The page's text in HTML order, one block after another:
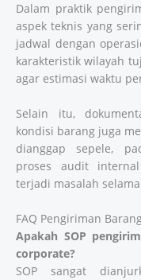
Dalam praktik
aspek teknis yang
jadwal dengan
karakteristik wilayah
agar estimasi waktu
Selain itu,
kondisi barang juga
dianggap sepele,
proses audit
terjadi masalah
FAQ Pengiriman
Apakah SOP
corporate?
SOP sangat